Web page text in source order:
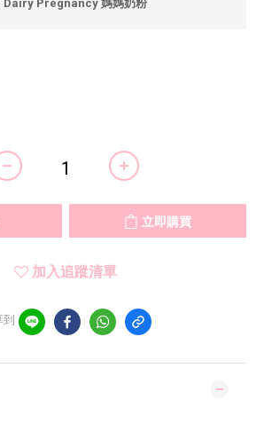
Dairy Pregnancy 媽媽奶粉
立即購買
加入追蹤清單